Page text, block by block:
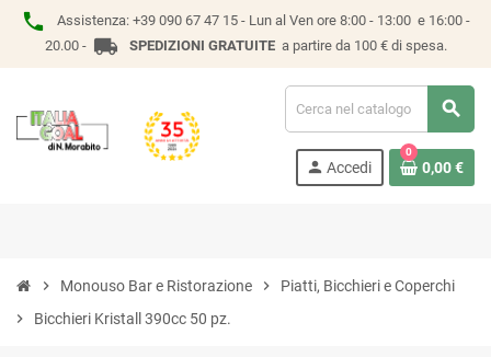
phone Assistenza: +39 090 67 47 15 - Lun al Ven ore 8:00 - 13:00 e 16:00 -
20.00 - local_shipping SPEDIZIONI GRATUITEa partire da 100 € di spesa.
search
person Accedi
0
0,00 €
chevron_right Monouso Bar e Ristorazione chevron_right
Piatti, Bicchieri e Coperchi
chevron_right
Bicchieri Kristall 390cc 50 pz.